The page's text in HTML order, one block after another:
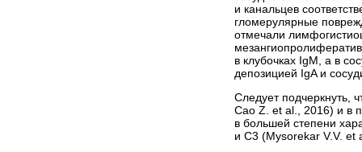
и канальцев
гломерулярные
отмечали
в клубочках IgM, а в
депозицией IgA и
Следует подчеркнуть,
Cao Z. et al., 2016) и в
в большей степени
и C3 (Mysorekar V.V. et